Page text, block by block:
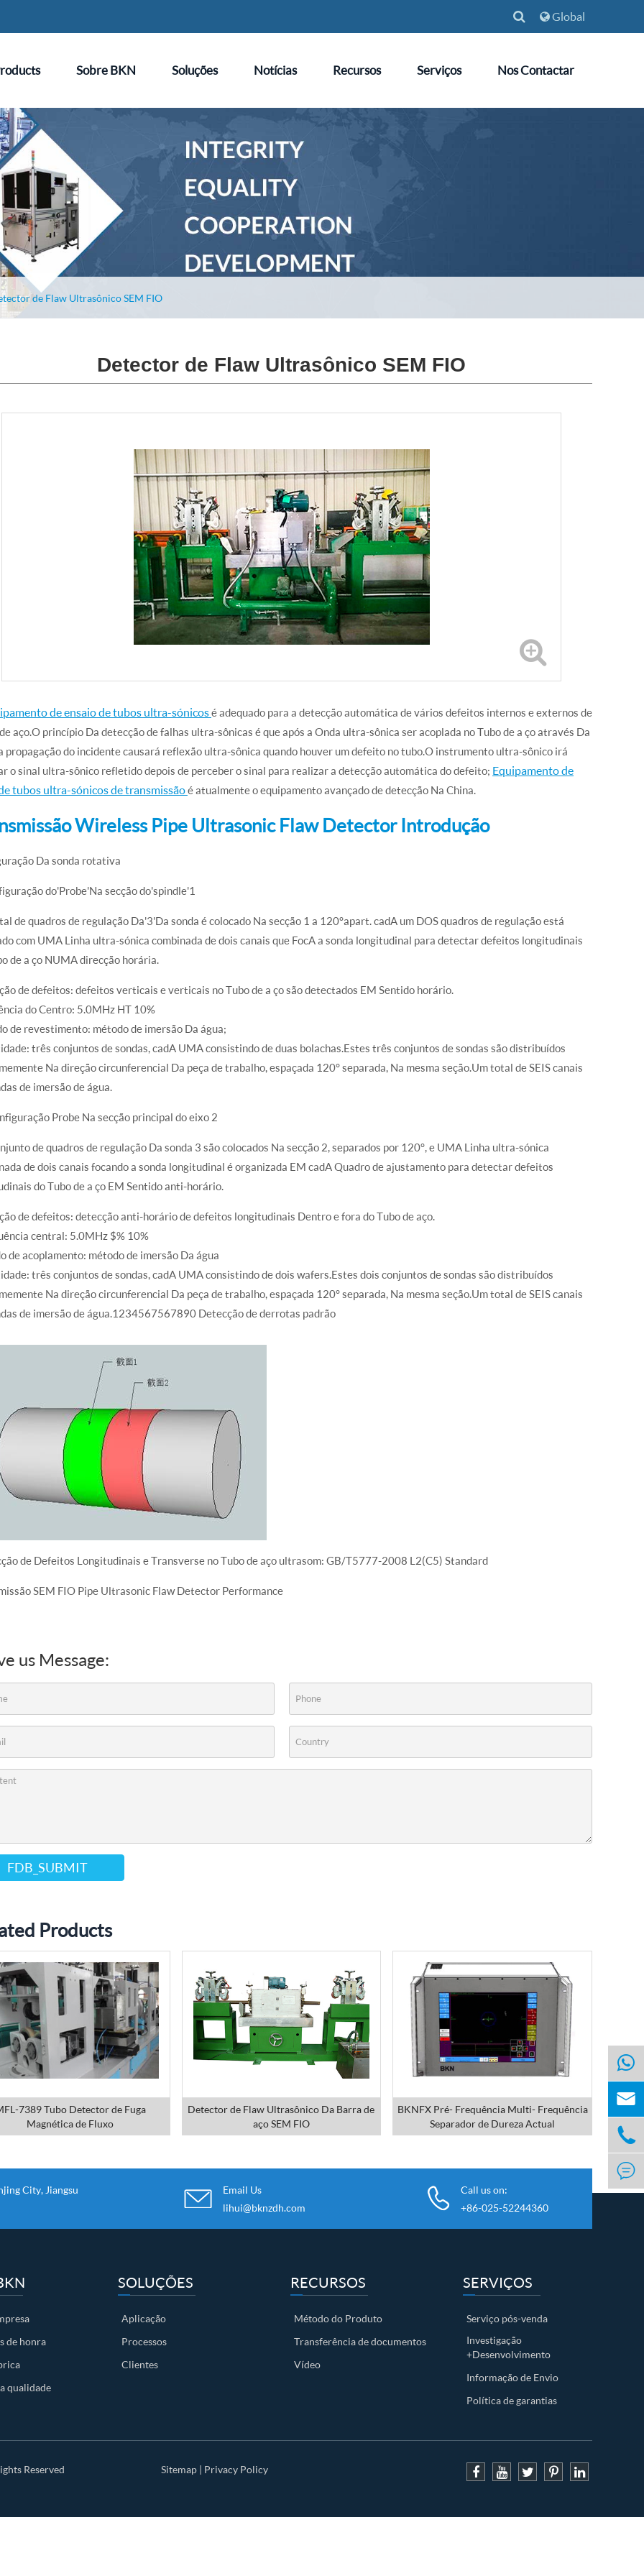
Global
Sobre BKN Soluções Notícias Recursos Serviços Nos Contactar
de Flaw Ultrasônico SEM FIO
Detector de Flaw Ultrasônico SEM FIO
de ensaio de tubos ultra-sónicosé adequado para a detecção automática de vários defeitos internos e externos de
aço.O princípio Da detecção de falhas ultra-sônicas é que após a Onda ultra-sônica ser acoplada no Tubo de a ço através Da
propagação do incidente causará reflexão ultra-sônica quando houver um defeito no tubo.O instrumento ultra-sônico irá
o sinal ultra-sônico refletido depois de perceber o sinal para realizar a detecção automática do defeito; Equipamento de
tubos ultra-sónicos de transmissãoé atualmente o equipamento avançado de detecção Na China.
Wireless Pipe Ultrasonic Flaw Detector Introdução
Da sonda rotativa
do'Probe'Na secção do'spindle'1
de quadros de regulação Da'3'Da sonda é colocado Na secção 1 a 120°apart. cadA um DOS quadros de regulação está
com UMA Linha ultra-sónica combinada de dois canais que FocA a sonda longitudinal para detectar defeitos longitudinais
de a ço NUMA direcção horária.
de defeitos: defeitos verticais e verticais no Tubo de a ço são detectados EM Sentido horário.
do Centro: 5.0MHz HT 10%
de revestimento: método de imersão Da água;
três conjuntos de sondas, cadA UMA consistindo de duas bolachas.Estes três conjuntos de sondas são distribuídos
Na direção circunferencial Da peça de trabalho, espaçada 120° separada, Na mesma seção.Um total de SEIS canais
de imersão de água.
Probe Na secção principal do eixo 2
de quadros de regulação Da sonda 3 são colocados Na secção 2, separados por 120°, e UMA Linha ultra-sónica
de dois canais focando a sonda longitudinal é organizada EM cadA Quadro de ajustamento para detectar defeitos
do Tubo de a ço EM Sentido anti-horário.
de defeitos: detecção anti-horário de defeitos longitudinais Dentro e fora do Tubo de aço.
central: 5.0MHz $% 10%
de acoplamento: método de imersão Da água
três conjuntos de sondas, cadA UMA consistindo de dois wafers.Estes dois conjuntos de sondas são distribuídos
Na direção circunferencial Da peça de trabalho, espaçada 120° separada, Na mesma seção.Um total de SEIS canais
de imersão de água.1234567567890 Detecção de derrotas padrão
de Defeitos Longitudinais e Transverse no Tubo de aço ultrasom: GB/T5777-2008 L2(C5) Standard
SEM FIO Pipe Ultrasonic Flaw Detector Performance
us Message:
FDB_SUBMIT
Products
7389 Tubo Detector de Fuga
Magnética de Fluxo
Detector de Flaw Ultrasônico Da Barra de
aço SEM FIO
BKNFX Pré- Frequência Multi- Frequência
Separador de Dureza Actual
City, Jiangsu
Email Us
lihui@bknzdh.com
Call us on:
+86-025-52244360
de honra
qualidade
SOLUÇÕES
Aplicação
Processos
Clientes
RECURSOS
Método do Produto
Transferência de documentos
Vídeo
SERVIÇOS
Serviço pós-venda
Investigação
+Desenvolvimento
Informação de Envio
Política de garantias
Reserved Sitemap | Privacy Policy


